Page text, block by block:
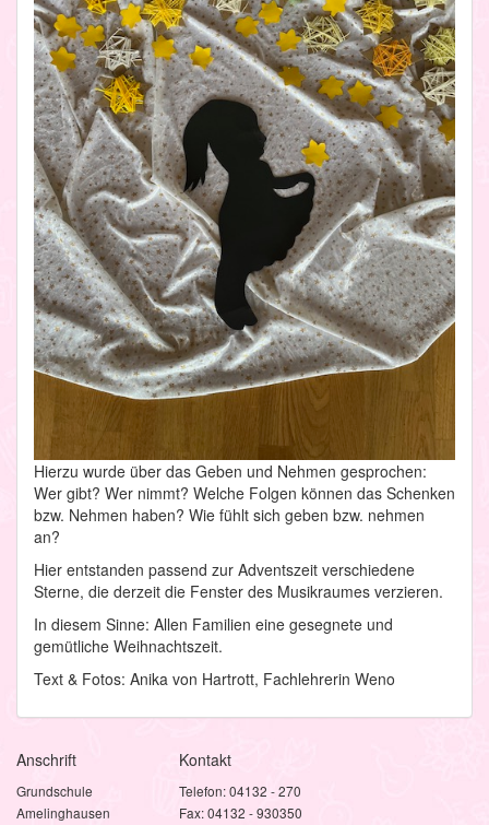
Hierzu wurde über das Geben und Nehmen gesprochen:
Wer gibt? Wer nimmt? Welche Folgen können das Schenken
bzw. Nehmen haben? Wie fühlt sich geben bzw. nehmen
an?
Hier entstanden passend zur Adventszeit verschiedene
Sterne, die derzeit die Fenster des Musikraumes verzieren.
In diesem Sinne: Allen Familien eine gesegnete und
gemütliche Weihnachtszeit.
Text & Fotos: Anika von Hartrott, Fachlehrerin Weno
Anschrift
Grundschule
Amelinghausen
Kontakt
Telefon: 04132 - 270
Fax: 04132 - 930350